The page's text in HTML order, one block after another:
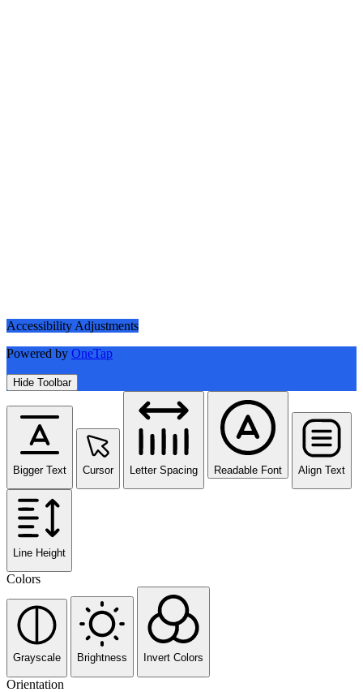
Accessibility Adjustments
Powered by OneTap
Hide Toolbar
Bigger Text Cursor Letter Spacing Readable Font Align Text
Line Height
Colors
Grayscale Brightness Invert Colors
Orientation